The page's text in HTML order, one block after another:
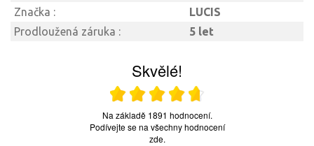
Značka :
LUCIS
Prodloužená záruka :
5 let